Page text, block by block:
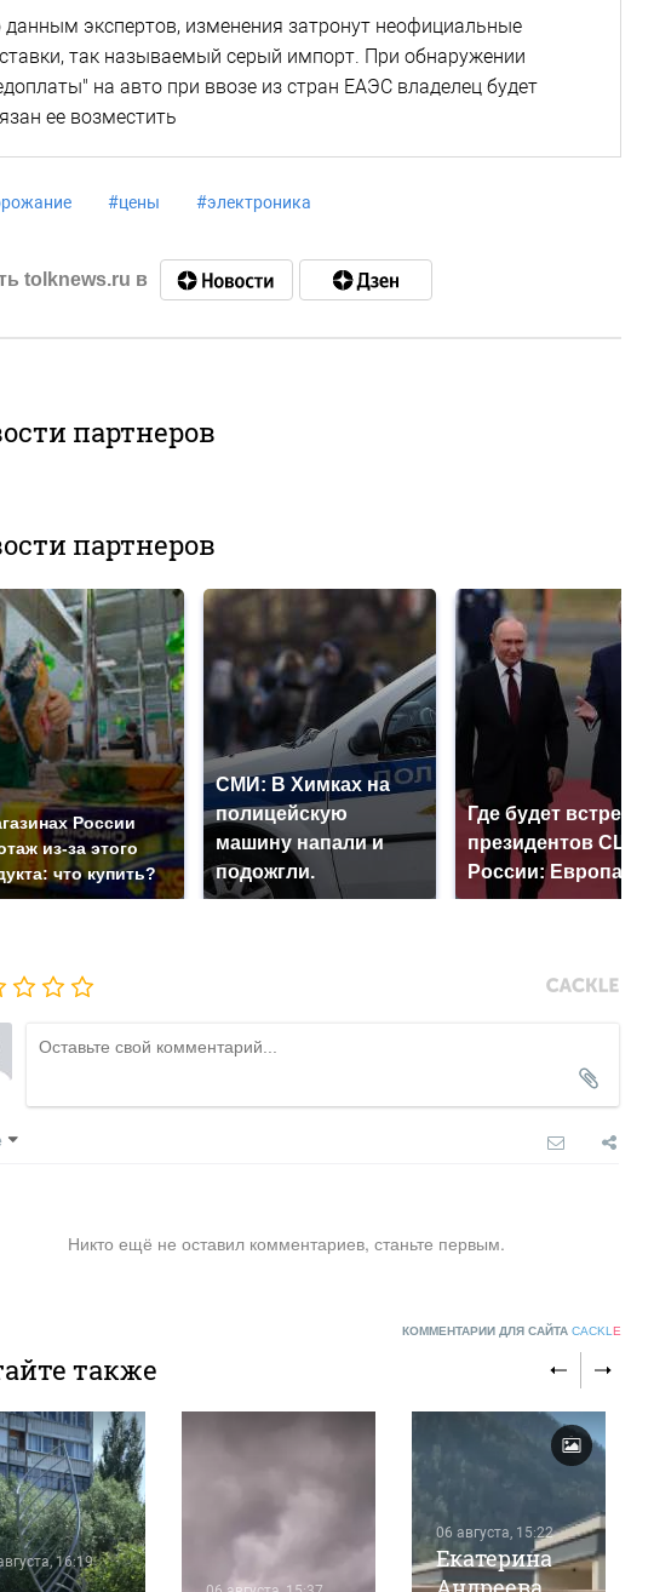
данным экспертов, изменения затронут неофициальные
так называемый серый импорт. При обнаружении
на авто при ввозе из стран ЕАЭС владелец будет
ее возместить
#цены #электроника
tolknews.ru в
партнеров
партнеров
России
из-за этого
что купить?
СМИ: В Химках на
полицейскую
машину напали и
подожгли.
Где будет встреча
президентов США и
России: Европа?
Никто ещё не оставил комментариев, станьте первым.
КОММЕНТАРИИ ДЛЯ САЙТА CACKL E
также
16:19
06 августа, 15:22
Екатерина